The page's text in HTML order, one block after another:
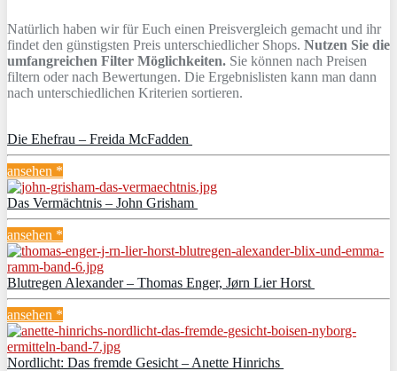
Natürlich haben wir für Euch einen Preisvergleich gemacht und ihr
findet den günstigsten Preis unterschiedlicher Shops. Nutzen Sie die
umfangreichen Filter Möglichkeiten. Sie können nach Preisen
filtern oder nach Bewertungen. Die Ergebnislisten kann man dann
nach unterschiedlichen Kriterien sortieren.
Die Ehefrau – Freida McFadden
ansehen *
Das Vermächtnis – John Grisham
ansehen *
Blutregen Alexander – Thomas Enger, Jørn Lier Horst
ansehen *
Nordlicht: Das fremde Gesicht – Anette Hinrichs